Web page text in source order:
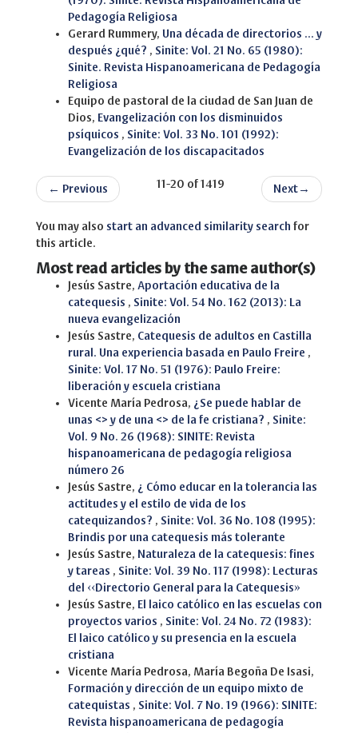
Pedagogía Religiosa
Gerard Rummery, Una década de directorios ... y
después ¿qué? , Sinite: Vol. 21 No. 65 (1980):
Sinite. Revista Hispanoamericana de Pedagogía
Religiosa
Equipo de pastoral de la ciudad de San Juan de
Dios, Evangelización con los disminuidos
psíquicos , Sinite: Vol. 33 No. 101 (1992):
Evangelización de los discapacitados
← Previous 11-20 of 1419 Next →
You may also start an advanced similarity search for
this article.
Most read articles by the same author(s)
Jesús Sastre, Aportación educativa de la
catequesis , Sinite: Vol. 54 No. 162 (2013): La
nueva evangelización
Jesús Sastre, Catequesis de adultos en Castilla
rural. Una experiencia basada en Paulo Freire ,
Sinite: Vol. 17 No. 51 (1976): Paulo Freire:
liberación y escuela cristiana
Vicente María Pedrosa, ¿Se puede hablar de
unas <> y de una <> de la fe cristiana? , Sinite:
Vol. 9 No. 26 (1968): SINITE: Revista
hispanoamericana de pedagogía religiosa
número 26
Jesús Sastre, ¿ Cómo educar en la tolerancia las
actitudes y el estilo de vida de los
catequizandos? , Sinite: Vol. 36 No. 108 (1995):
Brindis por una catequesis más tolerante
Jesús Sastre, Naturaleza de la catequesis: fines
y tareas , Sinite: Vol. 39 No. 117 (1998): Lecturas
del ‹‹Directorio General para la Catequesis»
Jesús Sastre, El laico católico en las escuelas con
proyectos varios , Sinite: Vol. 24 No. 72 (1983):
El laico católico y su presencia en la escuela
cristiana
Vicente María Pedrosa, María Begoña De Isasi,
Formación y dirección de un equipo mixto de
catequistas , Sinite: Vol. 7 No. 19 (1966): SINITE:
Revista hispanoamericana de pedagogía